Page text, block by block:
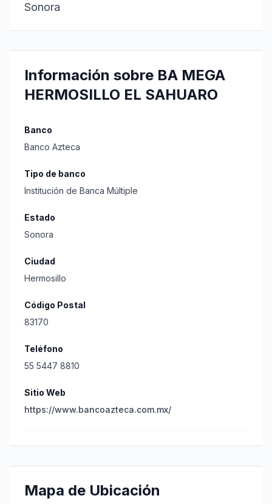
Sonora
Información sobre BA MEGA
HERMOSILLO EL SAHUARO
Banco
Banco Azteca
Tipo de banco
Institución de Banca Múltiple
Estado
Sonora
Ciudad
Hermosillo
Código Postal
83170
Teléfono
55 5447 8810
Sitio Web
https://www.bancoazteca.com.mx/
Mapa de Ubicación